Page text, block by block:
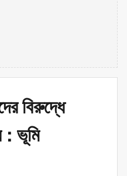
বিরুদ্ধে
: ভূমি